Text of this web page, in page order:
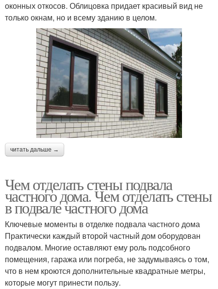
оконных откосов. Облицовка придает красивый вид не
только окнам, но и всему зданию в целом.
читать дальше →
Чем отделать стены подвала
частного дома. Чем отделать стены
в подвале частного дома
Ключевые моменты в отделке подвала частного дома
Практически каждый второй частный дом оборудован
подвалом. Многие оставляют ему роль подсобного
помещения, гаража или погреба, не задумываясь о том,
что в нем кроются дополнительные квадратные метры,
которые могут принести пользу.